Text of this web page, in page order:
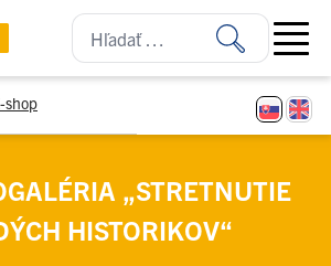
shop
Open
„STRETNUTIE
HISTORIKOV“